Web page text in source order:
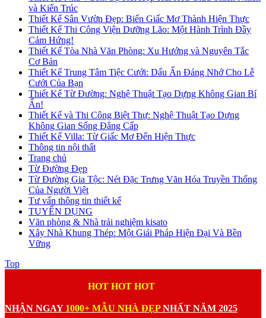
và Kiến Trúc
Thiết Kế Sân Vườn Đẹp: Biến Giấc Mơ Thành Hiện Thực
Thiết Kế Thi Công Viện Dưỡng Lão: Một Hành Trình Đầy
Cảm Hứng!
Thiết Kế Tòa Nhà Văn Phòng: Xu Hướng và Nguyên Tắc
Cơ Bản
Thiết Kế Trung Tâm Tiệc Cưới: Dấu Ấn Đáng Nhớ Cho Lễ
Cưới Của Bạn
Thiết Kế Từ Đường: Nghệ Thuật Tạo Dựng Không Gian Bí
Ẩn!
Thiết Kế và Thi Công Biệt Thự: Nghệ Thuật Tạo Dựng
Không Gian Sống Đẳng Cấp
Thiết Kế Villa: Từ Giấc Mơ Đến Hiện Thực
Thông tin nội thất
Trang chủ
Từ Đường Đẹp
Từ Đường Gia Tộc: Nét Đặc Trưng Văn Hóa Truyền Thống
Của Người Việt
Tư vấn thông tin thiết kế
TUYỂN DỤNG
Văn phòng & Nhà trải nghiệm kisato
Xây Nhà Khung Thép: Một Giải Pháp Hiện Đại Và Bền
Vững
Top
HOT HOT HOT
NHẬN NGAY 1000+ MẪU NHÀ ĐẸPNHẤT NĂM 2025